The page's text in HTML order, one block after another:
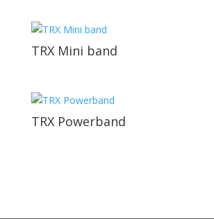
TRX Mini band
TRX Powerband